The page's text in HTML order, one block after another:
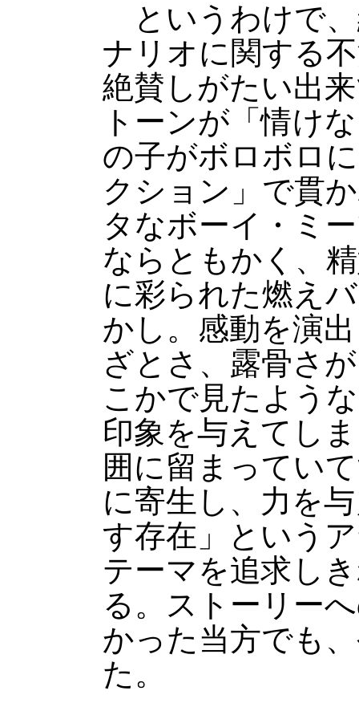
というわけで
ナリオに関する
絶賛しがたい出
トーンが「情け
の子がボロボロ
クション」で貫
タなボーイ・ミ
ならともかく、
に彩られた燃え
かし。感動を演
ざとさ、露骨さ
こかで見たよう
印象を与えてし
囲に留まってい
に寄生し、力を
す存在」という
テーマを追求し
る。ストーリー
かった当方でも
た。